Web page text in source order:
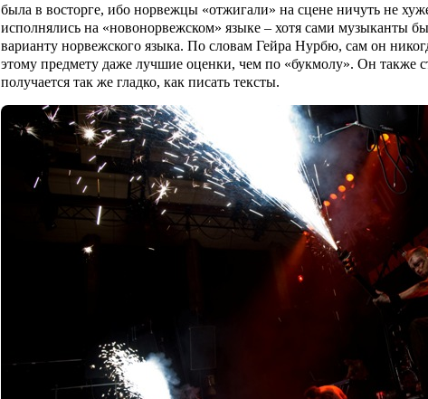
была в восторге, ибо норвежцы «отжигали» на сцене ничуть не
исполнялись на «новонорвежском» языке – хотя сами музыканты
варианту норвежского языка. По словам Гейра Нурбю, сам он
этому предмету даже лучшие оценки, чем по «букмолу». Он также
получается так же гладко, как писать тексты.